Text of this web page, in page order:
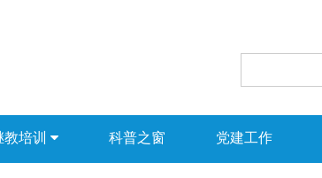
教培训 科普之窗 党建工作